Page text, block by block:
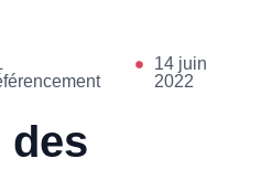
14 juin
2022
des